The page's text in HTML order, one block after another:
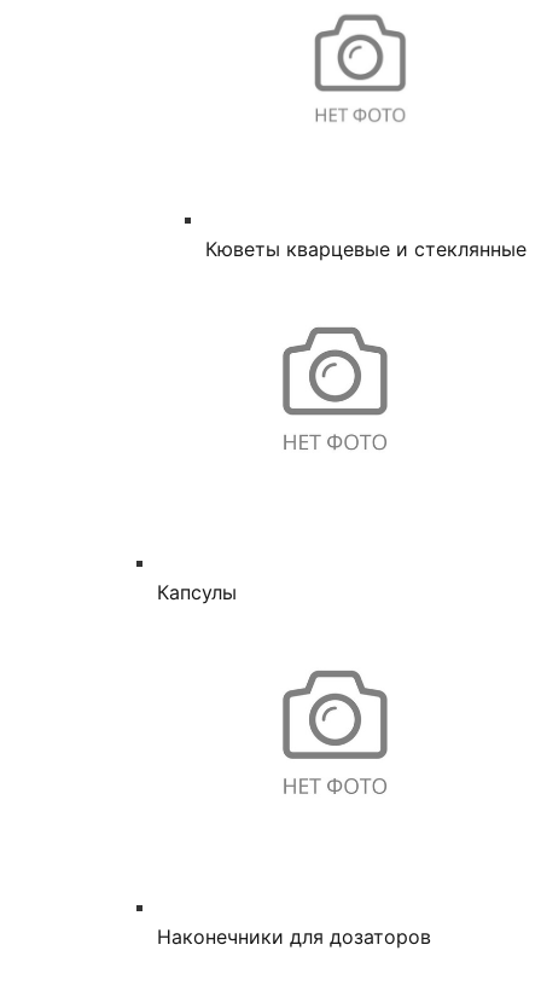
Кюветы кварцевые и стеклянные
Капсулы
Наконечники для дозаторов